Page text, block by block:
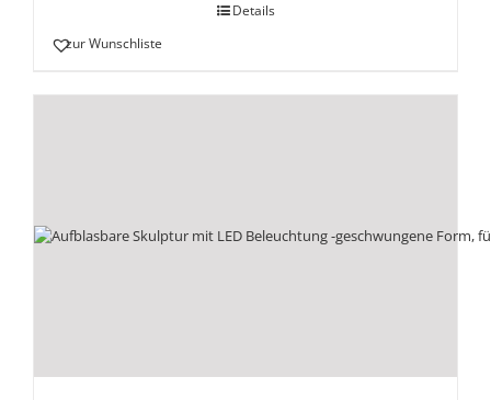
Details
zur Wunschliste